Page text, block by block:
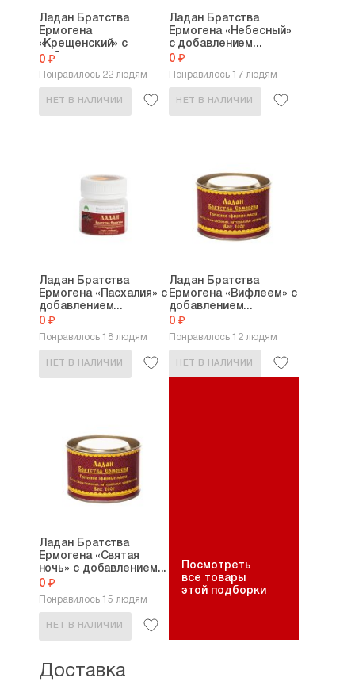
Ладан Братства
Ермогена
«Крещенский» с
добавлением...
0 ₽
Понравилось 22 людям
НЕТ В НАЛИЧИИ
Ладан Братства
Ермогена «Небесный»
с добавлением...
0 ₽
Понравилось 17 людям
НЕТ В НАЛИЧИИ
Ладан Братства
Ермогена «Пасхалия» с
добавлением...
0 ₽
Понравилось 18 людям
НЕТ В НАЛИЧИИ
Ладан Братства
Ермогена «Вифлеем» с
добавлением...
0 ₽
Понравилось 12 людям
НЕТ В НАЛИЧИИ
Ладан Братства
Ермогена «Святая
ночь» с добавлением...
0 ₽
Понравилось 15 людям
НЕТ В НАЛИЧИИ
Посмотреть
все товары
этой подборки
Доставка